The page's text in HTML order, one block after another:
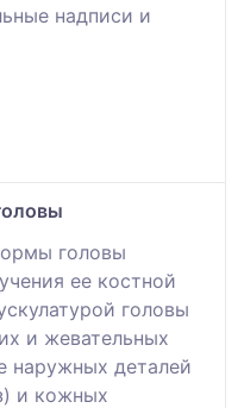
надписи и
головы
ее костной
головы
и жевательных
наружных деталей
и кожных